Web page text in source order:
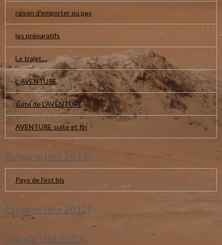
raison d'emporter ou pas
les préparatifs
Le trajet....
L AVENTURE
suite de L'AVENTURE
AVENTURE suite et fin
Bulgarie (été 2011)
Pays de l'est bis
Espagne (été 2012)
Islande (été 2013)